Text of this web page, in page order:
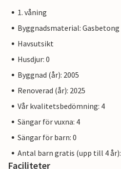
1. våning
Byggnadsmaterial: Gasbetong
Havsutsikt
Husdjur: 0
Byggnad (år): 2005
Renoverad (år): 2025
Vår kvalitetsbedömning: 4
Sängar för vuxna: 4
Sängar för barn: 0
Antal barn gratis (upp till 4
Faciliteter